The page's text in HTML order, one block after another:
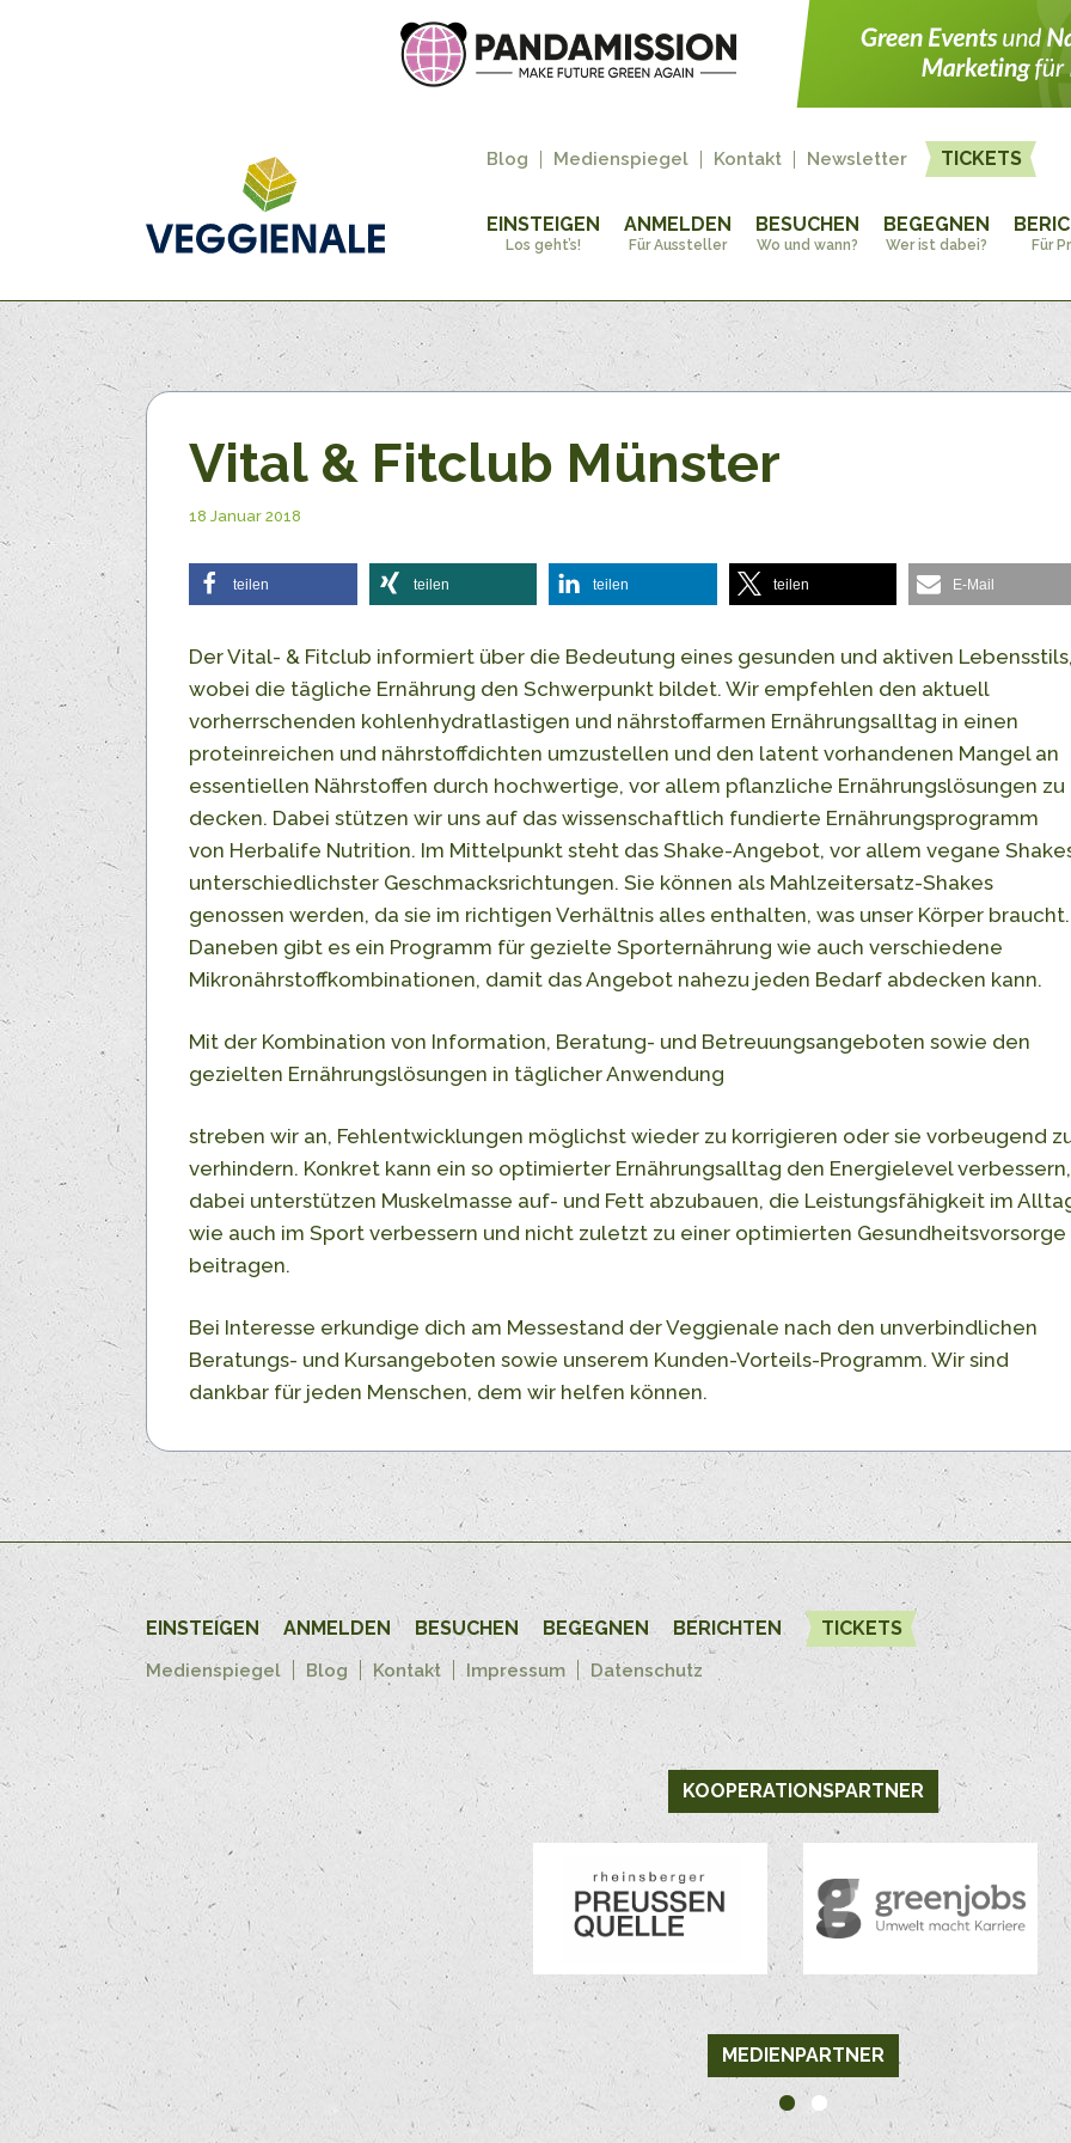
Blog Medienspiegel Kontakt Newsletter TICKETS
EINSTEIGEN
Los geht’s!
ANMELDEN
Für Aussteller
BESUCHEN
Wo und wann?
BEGEGNEN
Wer ist dabei? Für
Vital & Fitclub Münster
18 Januar 2018
teilen teilen teilen teilen E-Mail
Der Vital- & Fitclub informiert über die Bedeutung eines gesunden und aktiven
wobei die tägliche Ernährung den Schwerpunkt bildet. Wir empfehlen den aktuell
vorherrschenden kohlenhydratlastigen und nährstoffarmen Ernährungsalltag in einen
proteinreichen und nährstoffdichten umzustellen und den latent vorhandenen Mangel an
essentiellen Nährstoffen durch hochwertige, vor allem pflanzliche Ernährungslösungen zu
decken. Dabei stützen wir uns auf das wissenschaftlich fundierte Ernährungsprogramm
von Herbalife Nutrition. Im Mittelpunkt steht das Shake-Angebot, vor allem vegane
unterschiedlichster Geschmacksrichtungen. Sie können als Mahlzeitersatz-Shakes
genossen werden, da sie im richtigen Verhältnis alles enthalten, was unser Körper braucht.
Daneben gibt es ein Programm für gezielte Sporternährung wie auch verschiedene
Mikronährstoffkombinationen, damit das Angebot nahezu jeden Bedarf abdecken kann.
Mit der Kombination von Information, Beratung- und Betreuungsangeboten sowie den
gezielten Ernährungslösungen in täglicher Anwendung
streben wir an, Fehlentwicklungen möglichst wieder zu korrigieren oder sie vorbeugend
verhindern. Konkret kann ein so optimierter Ernährungsalltag den Energielevel verbessern,
dabei unterstützen Muskelmasse auf- und Fett abzubauen, die Leistungsfähigkeit im
wie auch im Sport verbessern und nicht zuletzt zu einer optimierten Gesundheitsvorsorge
beitragen.
Bei Interesse erkundige dich am Messestand der Veggienale nach den unverbindlichen
Beratungs- und Kursangeboten sowie unserem Kunden-Vorteils-Programm. Wir sind
dankbar für jeden Menschen, dem wir helfen können.
EINSTEIGEN ANMELDEN BESUCHEN BEGEGNEN BERICHTEN TICKETS
Medienspiegel Blog Kontakt Impressum Datenschutz
KOOPERATIONSPARTNER
MEDIENPARTNER